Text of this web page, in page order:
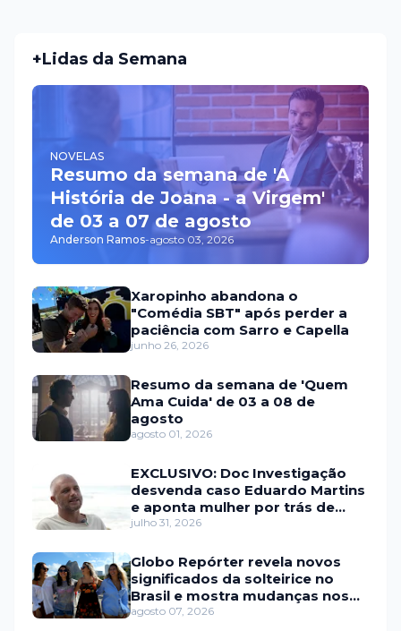
+Lidas da Semana
NOVELAS
Resumo da semana de 'A
História de Joana - a Virgem'
de 03 a 07 de agosto
Anderson Ramos-agosto 03, 2026
Xaropinho abandona o
"Comédia SBT" após perder a
paciência com Sarro e Capella
junho 26, 2026
Resumo da semana de 'Quem
Ama Cuida' de 03 a 08 de
agosto
agosto 01, 2026
EXCLUSIVO: Doc Investigação
desvenda caso Eduardo Martins
e aponta mulher por trás de
fraude internacional
julho 31, 2026
Globo Repórter revela novos
significados da solteirice no
Brasil e mostra mudanças nos
relacionamentos
agosto 07, 2026